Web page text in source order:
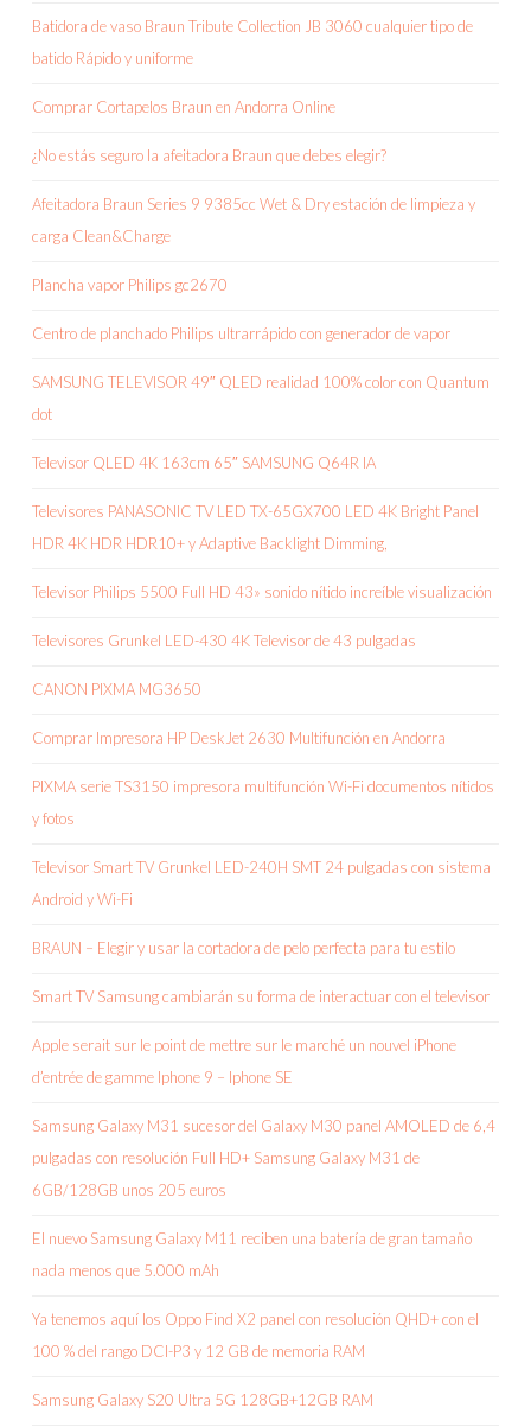
Batidora de vaso Braun Tribute Collection JB 3060 cualquier tipo de
batido Rápido y uniforme
Comprar Cortapelos Braun en Andorra Online
¿No estás seguro la afeitadora Braun que debes elegir?
Afeitadora Braun Series 9 9385cc Wet & Dry estación de limpieza y
carga Clean&Charge
Plancha vapor Philips gc2670
Centro de planchado Philips ultrarrápido con generador de vapor
SAMSUNG TELEVISOR 49″ QLED realidad 100% color con Quantum
dot
Televisor QLED 4K 163cm 65″ SAMSUNG Q64R IA
Televisores PANASONIC TV LED TX-65GX700 LED 4K Bright Panel
HDR 4K HDR HDR10+ y Adaptive Backlight Dimming,
Televisor Philips 5500 Full HD 43» sonido nítido increíble visualización
Televisores Grunkel LED-430 4K Televisor de 43 pulgadas
CANON PIXMA MG3650
Comprar Impresora HP DeskJet 2630 Multifunción en Andorra
PIXMA serie TS3150 impresora multifunción Wi-Fi documentos nítidos
y fotos
Televisor Smart TV Grunkel LED-240H SMT 24 pulgadas con sistema
Android y Wi-Fi
BRAUN – Elegir y usar la cortadora de pelo perfecta para tu estilo
Smart TV Samsung cambiarán su forma de interactuar con el televisor
Apple serait sur le point de mettre sur le marché un nouvel iPhone
d’entrée de gamme Iphone 9 – Iphone SE
Samsung Galaxy M31 sucesor del Galaxy M30 panel AMOLED de 6,4
pulgadas con resolución Full HD+ Samsung Galaxy M31 de
6GB/128GB unos 205 euros
El nuevo Samsung Galaxy M11 reciben una batería de gran tamaño
nada menos que 5.000 mAh
Ya tenemos aquí los Oppo Find X2 panel con resolución QHD+ con el
100 % del rango DCI-P3 y 12 GB de memoria RAM
Samsung Galaxy S20 Ultra 5G 128GB+12GB RAM